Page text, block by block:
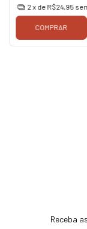
2x de R$24,95
COMPRAR
Receba